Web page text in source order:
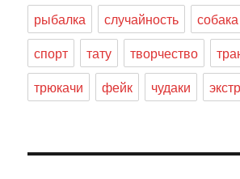
рыбалка
случайность собака
спорт
тату творчество
трюкачи
фейк чудаки